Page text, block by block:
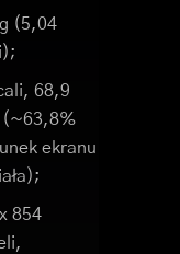
(5,04
68,9
(~63,8%
ekranu
854